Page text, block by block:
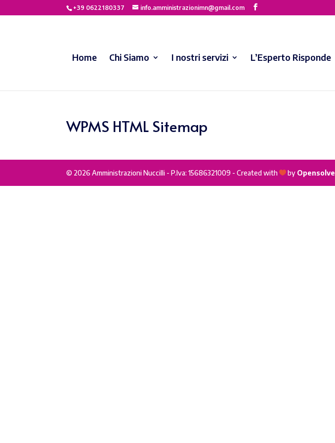
+39 0622180337 info.amministrazionimn@gmail.com
Home Chi Siamo I nostri servizi L’Esperto Risponde
WPMS HTML Sitemap
© 2026 Amministrazioni Nuccilli - P.Iva: 15686321009 - Created with by Opensolve